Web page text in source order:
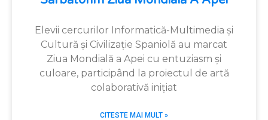
Elevii cercurilor Informatică-Multimedia și
Cultură și Civilizație Spaniolă au marcat
Ziua Mondială a Apei cu entuziasm și
culoare, participând la proiectul de artă
colaborativă inițiat
CITESTE MAI MULT »